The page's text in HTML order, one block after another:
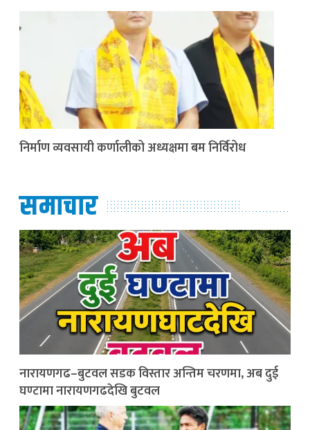
निर्माण व्यवसायी कर्णालीको अध्यक्षमा बम निर्विरोध
समाचार
नारायणगढ–बुटवल सडक विस्तार अन्तिम चरणमा, अब दुई
घण्टामा नारायणगढदेखि बुटवल